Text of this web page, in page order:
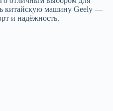
китайскую машину Geely —
и надёжность.